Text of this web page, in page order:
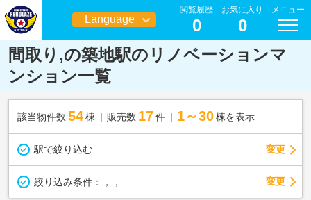
Language
日本語
閲覧履歴
0
お気に入り
0
メニュー
間取り,の築地駅のリノベーションマ
ンション一覧
該当物件数 54棟 販売数 17 件 1～30 棟を表示
駅で絞り込む 変更
絞り込み条件： ，， 変更